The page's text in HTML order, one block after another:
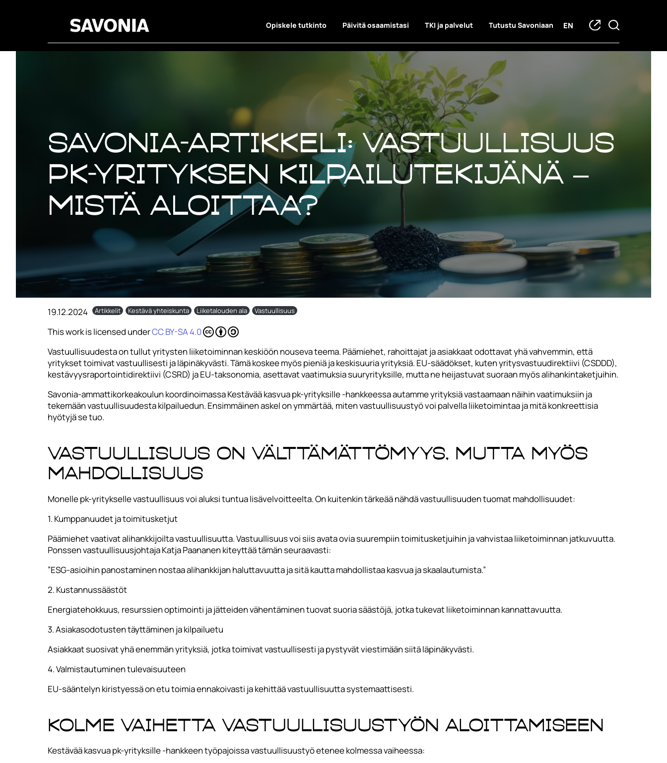
Opiskele tutkinto Päivitä osaamistasi TKI ja palvelut Tutustu Savoniaan EN
Savonia-artikkeli: Vastuullisuus
pk-yrityksen kilpailutekijänä –
mistä aloittaa?
19.12.2024 Artikkelit Kestävä yhteiskunta Liiketalouden ala Vastuullisuus
This work is licensed underCC BY-SA 4.0
Vastuullisuudesta on tullut yritysten liiketoiminnan keskiöön nouseva teema. Päämiehet, rahoittajat ja asiakkaat odottavat yhä vahvemmin, että
yritykset toimivat vastuullisesti ja läpinäkyvästi. Tämä koskee myös pieniä ja keskisuuria yrityksiä. EU-säädökset, kuten yritysvastuudirektiivi (CSDDD),
kestävyysraportointidirektiivi (CSRD) ja EU-taksonomia, asettavat vaatimuksia suuryrityksille, mutta ne heijastuvat suoraan myös alihankintaketjuihin.
Savonia-ammattikorkeakoulun koordinoimassa Kestävää kasvua pk-yrityksille -hankkeessa autamme yrityksiä vastaamaan näihin vaatimuksiin ja
tekemään vastuullisuudesta kilpailuedun. Ensimmäinen askel on ymmärtää, miten vastuullisuustyö voi palvella liiketoimintaa ja mitä konkreettisia
hyötyjä se tuo.
Vastuullisuus on välttämättömyys, mutta myös
mahdollisuus
Monelle pk-yritykselle vastuullisuus voi aluksi tuntua lisävelvoitteelta. On kuitenkin tärkeää nähdä vastuullisuuden tuomat mahdollisuudet:
1. Kumppanuudet ja toimitusketjut
Päämiehet vaativat alihankkijoilta vastuullisuutta. Vastuullisuus voi siis avata ovia suurempiin toimitusketjuihin ja vahvistaa liiketoiminnan jatkuvuutta.
Ponssen vastuullisuusjohtaja Katja Paananen kiteyttää tämän seuraavasti:
”ESG-asioihin panostaminen nostaa alihankkijan haluttavuutta ja sitä kautta mahdollistaa kasvua ja skaalautumista.”
2. Kustannussäästöt
Energiatehokkuus, resurssien optimointi ja jätteiden vähentäminen tuovat suoria säästöjä, jotka tukevat liiketoiminnan kannattavuutta.
3. Asiakasodotusten täyttäminen ja kilpailuetu
Asiakkaat suosivat yhä enemmän yrityksiä, jotka toimivat vastuullisesti ja pystyvät viestimään siitä läpinäkyvästi.
4. Valmistautuminen tulevaisuuteen
EU-sääntelyn kiristyessä on etu toimia ennakoivasti ja kehittää vastuullisuutta systemaattisesti.
Kolme vaihetta vastuullisuustyön aloittamiseen
Kestävää kasvua pk-yrityksille -hankkeen työpajoissa vastuullisuustyö etenee kolmessa vaiheessa: